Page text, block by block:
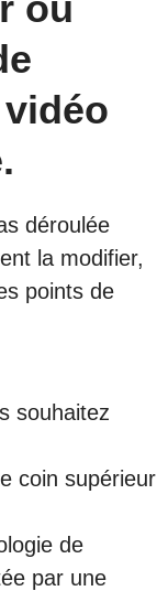
déroulée
la modifier,
points de
souhaitez
coin supérieur
de
par une